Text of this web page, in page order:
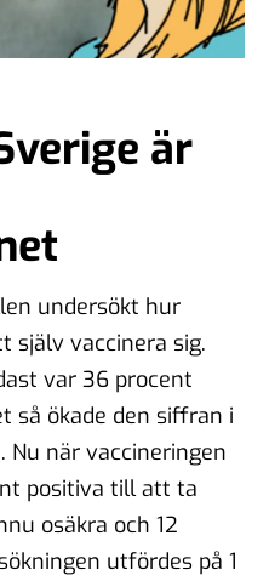
är
undersökt hur
själv vaccinera sig.
var 36 procent
så ökade den siffran i
när vaccineringen
positiva till att ta
osäkra och 12
utfördes på 1